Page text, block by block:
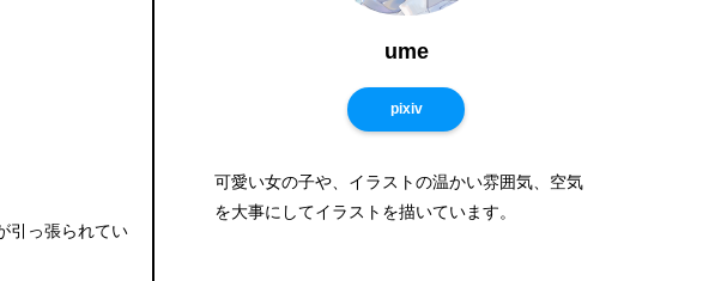
引っ張られてい
ume
pixiv
可愛い女の子や、イラストの温かい雰囲気、空気
を大事にしてイラストを描いています。